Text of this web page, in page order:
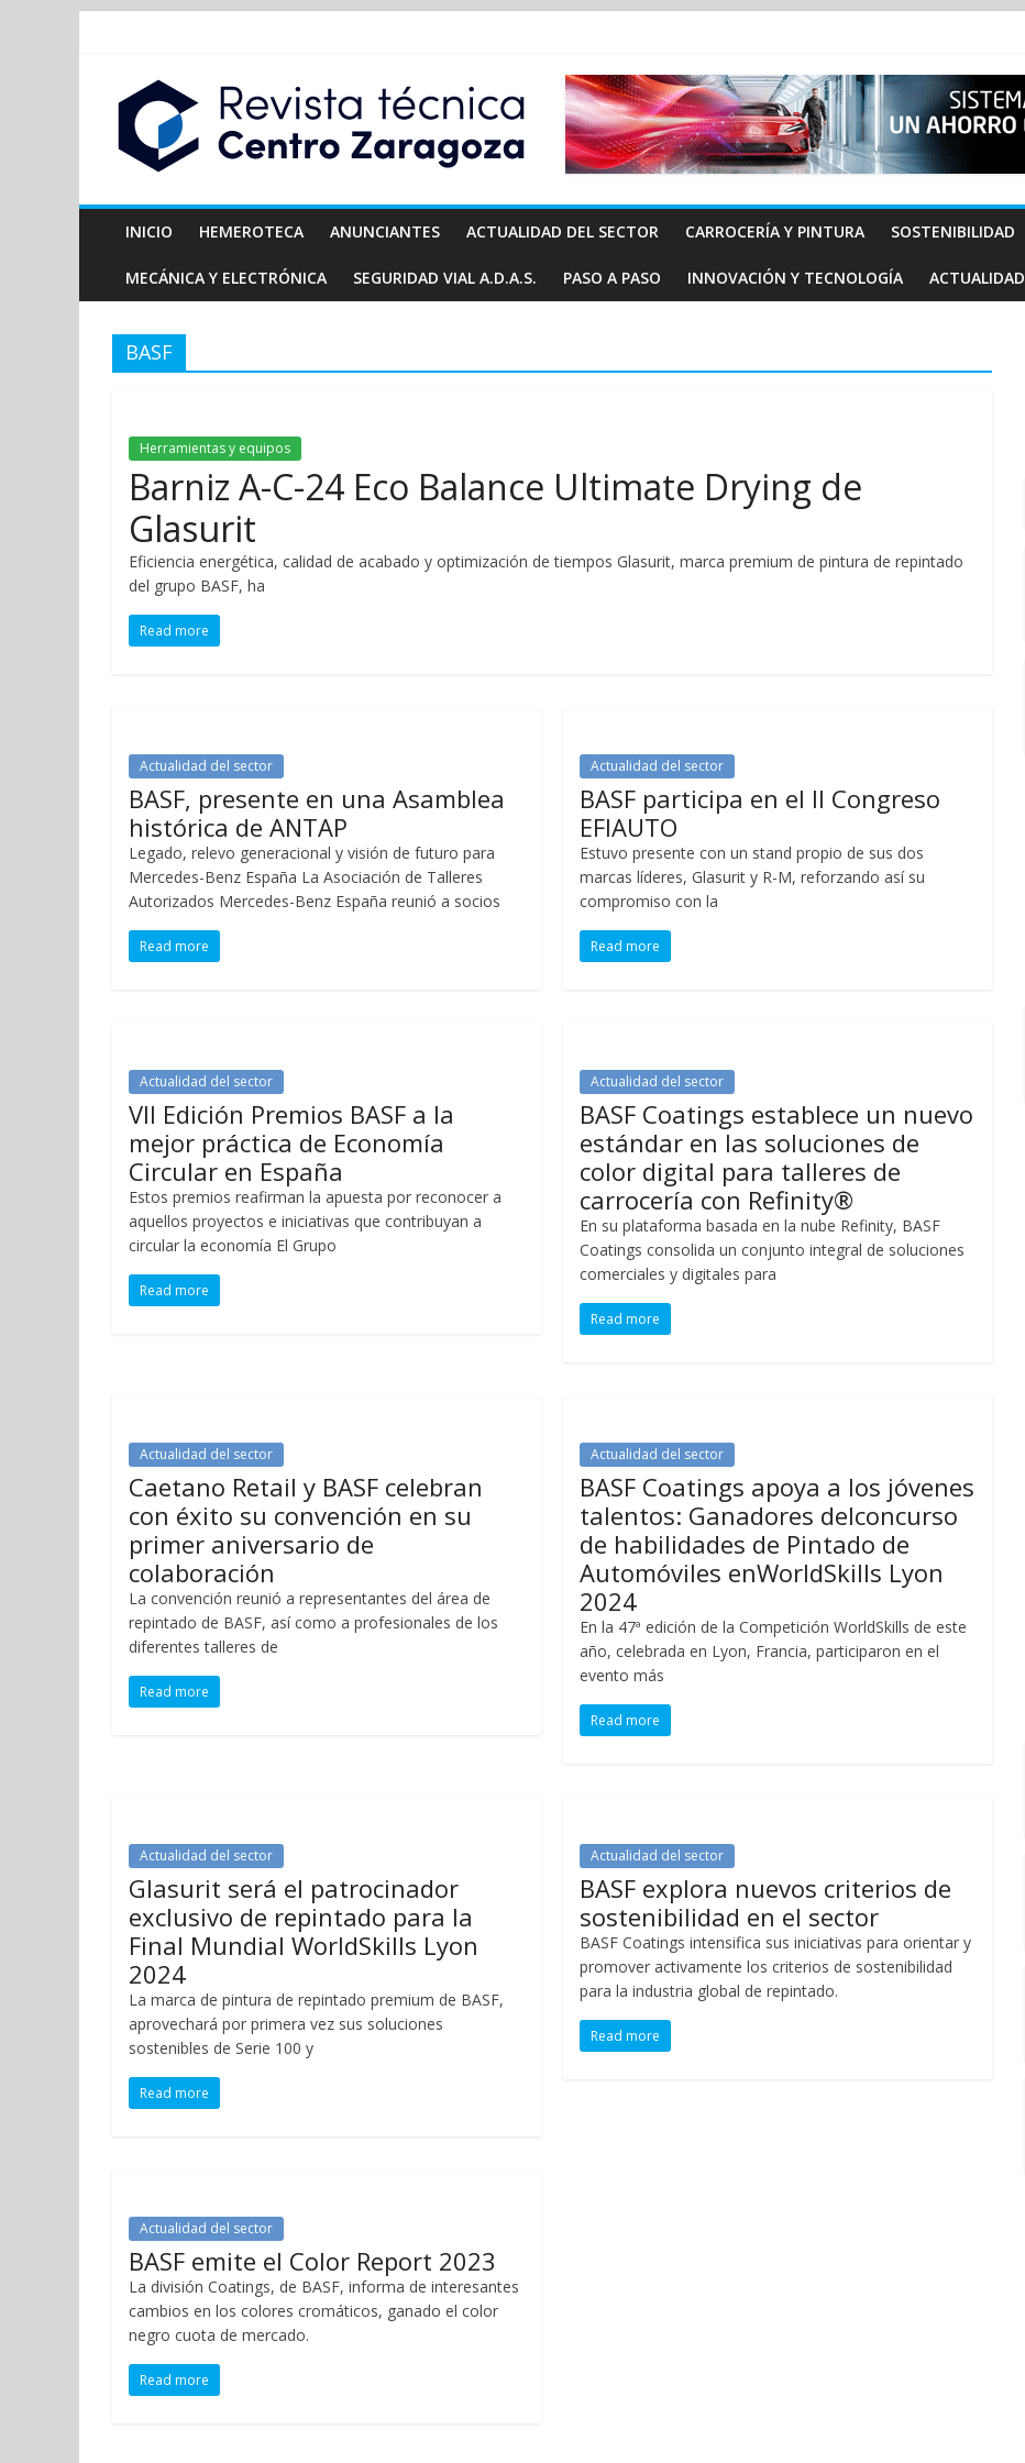
INICIO HEMEROTECA ANUNCIANTES ACTUALIDAD DEL SECTOR CARROCERÍA Y PINTURA SOSTENIBILIDAD
MECÁNICA Y ELECTRÓNICA SEGURIDAD VIAL A.D.A.S. PASO A PASO INNOVACIÓN Y TECNOLOGÍA ACTUALIDAD
BASF
Herramientas y equipos
Barniz A-C-24 Eco Balance Ultimate Drying de
Glasurit
Eficiencia energética, calidad de acabado y optimización de tiempos Glasurit, marca premium de pintura de repintado
del grupo BASF, ha
Read more
Actualidad del sector
BASF, presente en una Asamblea
histórica de ANTAP
Legado, relevo generacional y visión de futuro para
Mercedes-Benz España La Asociación de Talleres
Autorizados Mercedes-Benz España reunió a socios
Read more
Actualidad del sector
BASF participa en el II Congreso
EFIAUTO
Estuvo presente con un stand propio de sus dos
marcas líderes, Glasurit y R-M, reforzando así su
compromiso con la
Read more
Actualidad del sector
VII Edición Premios BASF a la
mejor práctica de Economía
Circular en España
Estos premios reafirman la apuesta por reconocer a
aquellos proyectos e iniciativas que contribuyan a
circular la economía El Grupo
Read more
Actualidad del sector
BASF Coatings establece un nuevo
estándar en las soluciones de
color digital para talleres de
carrocería con Refinity®
En su plataforma basada en la nube Refinity, BASF
Coatings consolida un conjunto integral de soluciones
comerciales y digitales para
Read more
Actualidad del sector
Caetano Retail y BASF celebran
con éxito su convención en su
primer aniversario de
colaboración
La convención reunió a representantes del área de
repintado de BASF, así como a profesionales de los
diferentes talleres de
Read more
Actualidad del sector
BASF Coatings apoya a los jóvenes
talentos: Ganadores delconcurso
de habilidades de Pintado de
Automóviles enWorldSkills Lyon
2024
En la 47ª edición de la Competición WorldSkills de este
año, celebrada en Lyon, Francia, participaron en el
evento más
Read more
Actualidad del sector
Glasurit será el patrocinador
exclusivo de repintado para la
Final Mundial WorldSkills Lyon
2024
La marca de pintura de repintado premium de BASF,
aprovechará por primera vez sus soluciones
sostenibles de Serie 100 y
Read more
Actualidad del sector
BASF explora nuevos criterios de
sostenibilidad en el sector
BASF Coatings intensifica sus iniciativas para orientar y
promover activamente los criterios de sostenibilidad
para la industria global de repintado.
Read more
Actualidad del sector
BASF emite el Color Report 2023
La división Coatings, de BASF, informa de interesantes
cambios en los colores cromáticos, ganado el color
negro cuota de mercado.
Read more